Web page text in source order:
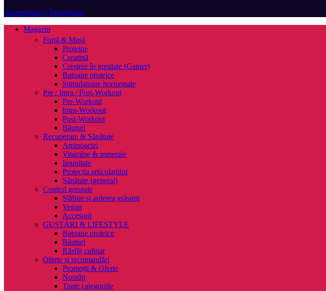
Autentificare / Înregistrare
Magazin
Forță & Masă
Proteine
Creatină
Creștere în greutate (Gainer)
Batoane proteice
Stimulatoare hormonale
Pre / Intra / Post-Workout
Pre-Workout
Intra-Workout
Post-Workout
Băuturi
Recuperare & Sănătate
Aminoacizi
Vitamine & minerale
Imunitate
Protecția articulațiilor
Sănătate (general)
Control greutate
Slăbire și arderea grăsimi
Vegan
Accesorii
GUSTĂRI & LIFESTYLE
Batoane proteice
Băuturi
Răsfăț culinar
Oferte și recomandări
Promoții & Oferte
Noutăți
Toate categoriile